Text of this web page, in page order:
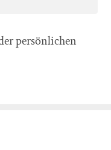
persönlichen